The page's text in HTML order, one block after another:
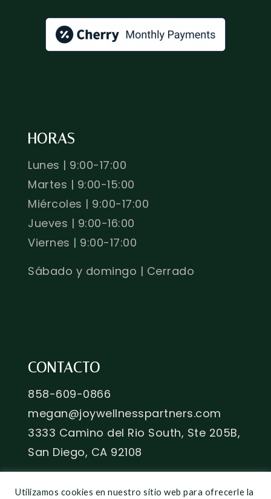
HORAS
Lunes | 9:00-17:00
Martes | 9:00-15:00
Miércoles | 9:00-17:00
Jueves | 9:00-16:00
Viernes | 9:00-17:00
Sábado y domingo | Cerrado
CONTACTO
858-609-0866
megan@joywellnesspartners.com
3333 Camino del Rio South, Ste 205B,
San Diego, CA 92108
Utilizamos cookies en nuestro sitio web para ofrecerle la